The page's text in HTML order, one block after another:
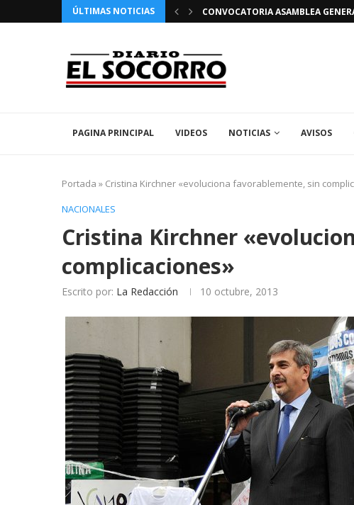
ÚLTIMAS NOTICIAS
PATRONALES 2026 EN EL SOCORRO CONVOCATORIA ASAMBLEA
PAGINA PRINCIPAL VIDEOS NOTICIAS AVISOS
Portada » Cristina Kirchner «evoluciona favorablemente, sin
NACIONALES
Cristina Kirchner
complicaciones»
Escrito por: La Redacción 10 octubre, 2013